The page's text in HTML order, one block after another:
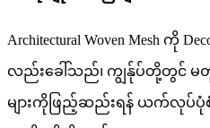
Architectural Woven Mesh ကို
လည်းခေါ်သည်၊ ကျွန်ုပ်တို့တွင်
များကိုဖြည့်ဆည်းရန် ယက်လုပ်ပုံစံ